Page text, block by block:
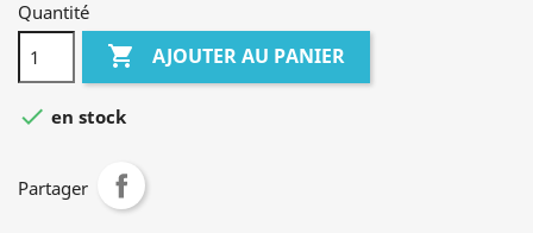
Quantité
 AJOUTER AU PANIER
 en stock
Partager